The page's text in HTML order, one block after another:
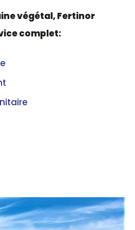
végétal, Fertinor
complet: